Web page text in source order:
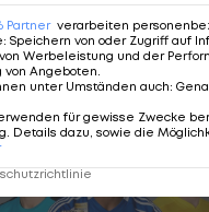
Huber/Seidl
Partner verarbeiten
: Speichern von oder Zugriff auf
Werbeleistung und der
von Angeboten
unter Umständen auch:
für gewisse Zwecke
Details dazu, sowie die